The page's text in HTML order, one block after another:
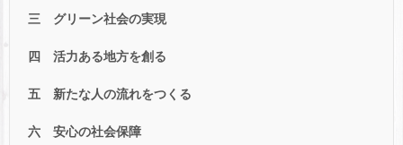
三 グリーン社会の実現
四 活力ある地方を創る
五 新たな人の流れをつくる
六 安心の社会保障